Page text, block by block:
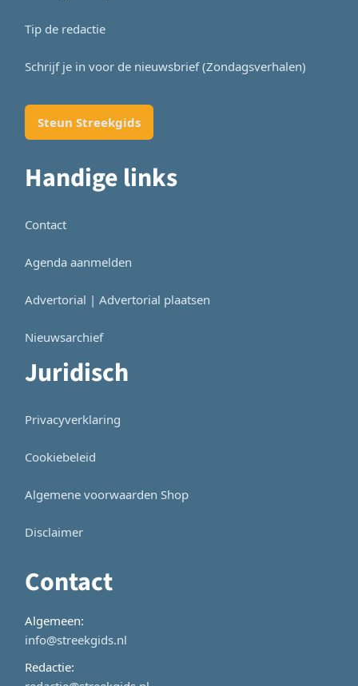
Tip de redactie
Schrijf je in voor de nieuwsbrief (Zondagsverhalen)
Steun Streekgids
Handige links
Contact
Agenda aanmelden
Advertorial | Advertorial plaatsen
Nieuwsarchief
Juridisch
Privacyverklaring
Cookiebeleid
Algemene voorwaarden Shop
Disclaimer
Contact
Algemeen:
info@streekgids.nl
Redactie: